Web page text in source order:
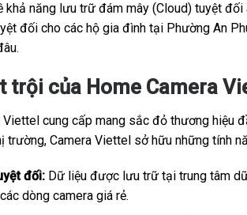
năng lưu trữ đám mây (Cloud) tuyệt
đối cho các hộ gia đình tại Phường An
trội của Home Camera
Viettel cung cấp mang sắc đỏ thương
trường, Camera Viettel sở hữu những tính
đối:Dữ liệu được lưu trữ tại trung tâm
dòng camera giá rẻ.